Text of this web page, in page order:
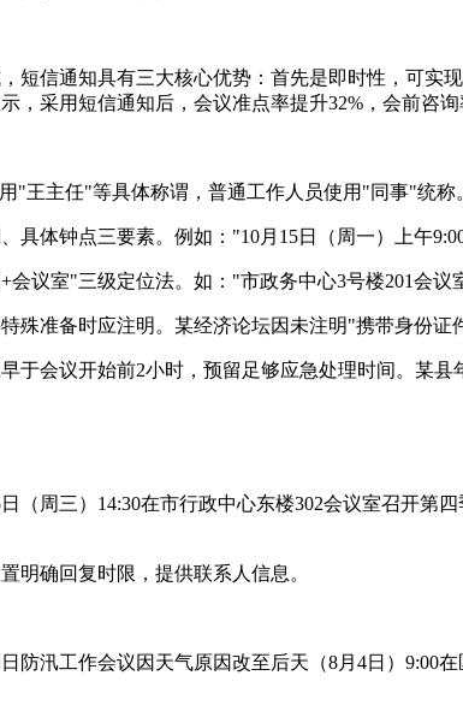
短信通知具有三大核心优势：首先是即时性，可
，采用短信通知后，会议准点率提升32%，会前咨询
"王主任"等具体称谓，普通工作人员使用"同事"统
具体钟点三要素。例如："10月15日（周一）上午
议室"三级定位法。如："市政务中心3号楼201会议
殊准备时应注明。某经济论坛因未注明"携带身份证
于会议开始前2小时，预留足够应急处理时间。某
日（周三）14:30在市行政中心东楼302会议室召开
明确回复时限，提供联系人信息。
防汛工作会议因天气原因改至后天（8月4日）